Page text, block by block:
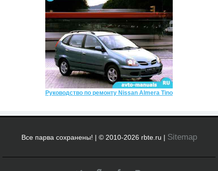
Руководство по ремонту Nissan Almera Tino
Все парва сохранены! | © 2010-2026 rbte.ru | Sitemap